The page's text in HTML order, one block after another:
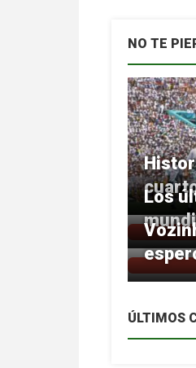
NO TE
Los
ÚLTIMOS